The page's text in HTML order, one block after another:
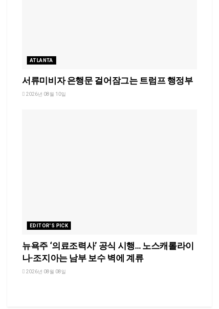
ATLANTA
서류미비자 은행문 걸어잠그는 트럼프 행정부
2026년 08월 10일
EDITOR'S PICK
뉴욕주 ‘의료조력사’ 공식 시행… 노스캐롤라이
나·조지아는 남부 보수 벽에 계류
2026년 08월 08일